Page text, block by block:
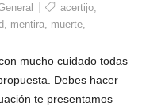
acertijo
mentira muerte
mucho cuidado todas
Debes hacer
te presentamos